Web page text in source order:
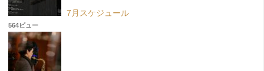
7月スケジュール
564ビュー